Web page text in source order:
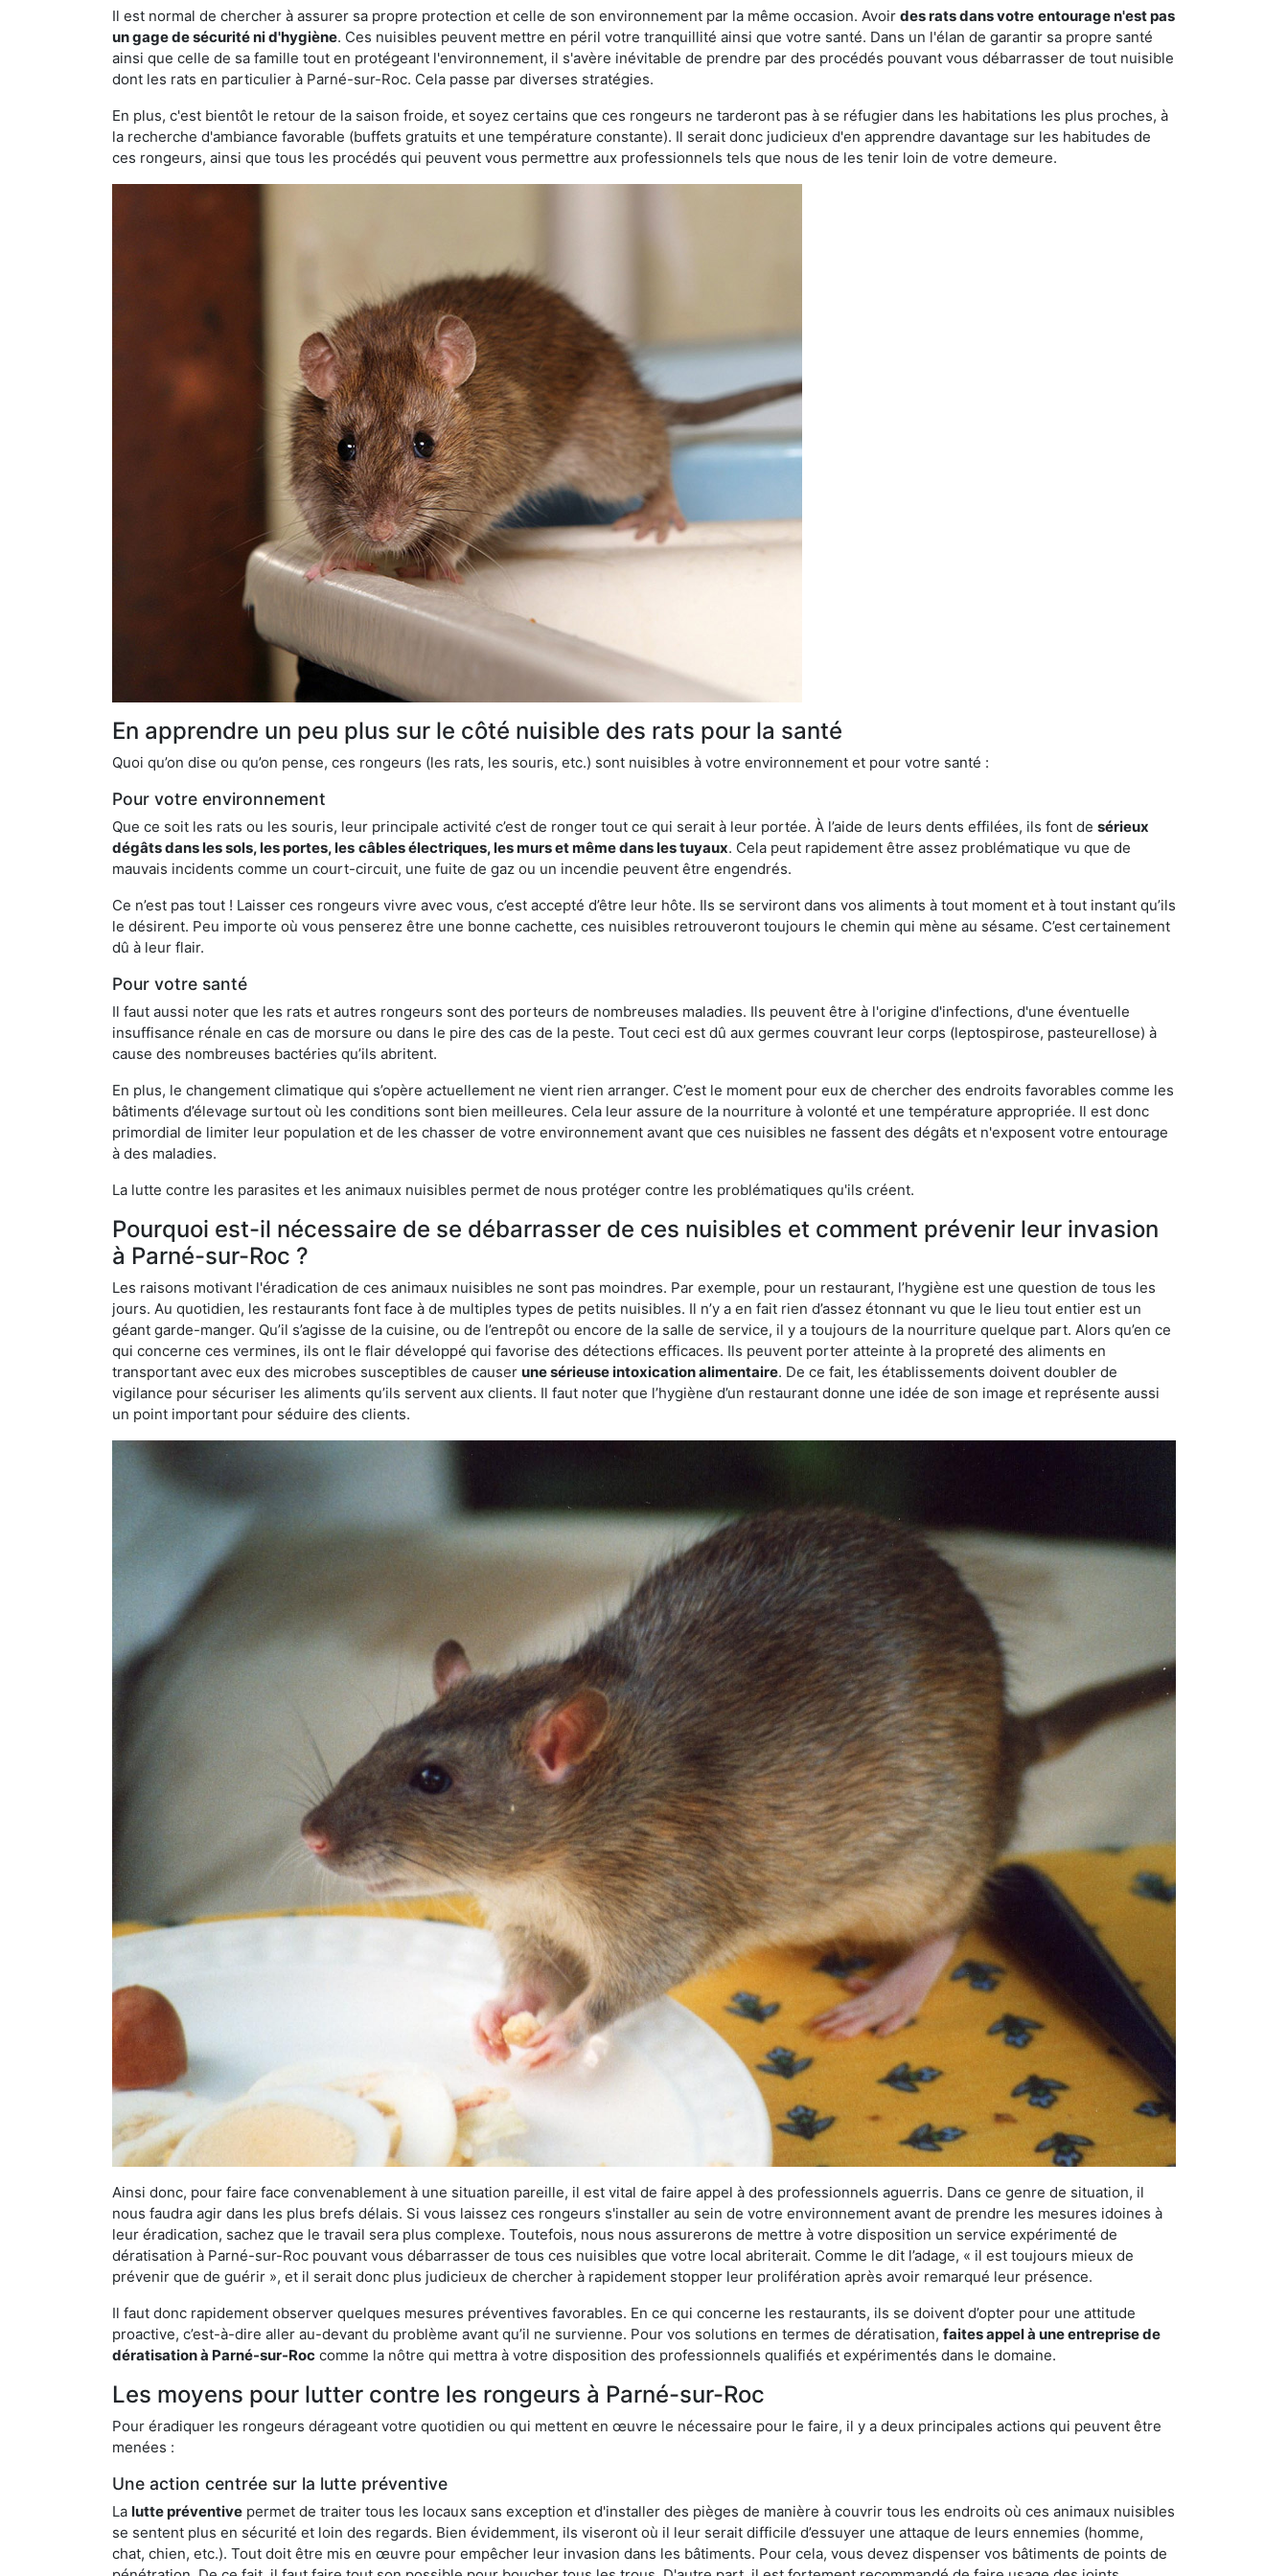
Il est normal de chercher à assurer sa propre protection et celle de son environnement par la même occasion. Avoir des rats dans votre entourage n'est pas
un gage de sécurité ni d'hygiène. Ces nuisibles peuvent mettre en péril votre tranquillité ainsi que votre santé. Dans un l'élan de garantir sa propre santé
ainsi que celle de sa famille tout en protégeant l'environnement, il s'avère inévitable de prendre par des procédés pouvant vous débarrasser de tout nuisible
dont les rats en particulier à Parné-sur-Roc. Cela passe par diverses stratégies.
En plus, c'est bientôt le retour de la saison froide, et soyez certains que ces rongeurs ne tarderont pas à se réfugier dans les habitations les plus proches, à
la recherche d'ambiance favorable (buffets gratuits et une température constante). Il serait donc judicieux d'en apprendre davantage sur les habitudes de
ces rongeurs, ainsi que tous les procédés qui peuvent vous permettre aux professionnels tels que nous de les tenir loin de votre demeure.
En apprendre un peu plus sur le côté nuisible des rats pour la santé
Quoi qu’on dise ou qu’on pense, ces rongeurs (les rats, les souris, etc.) sont nuisibles à votre environnement et pour votre santé :
Pour votre environnement
Que ce soit les rats ou les souris, leur principale activité c’est de ronger tout ce qui serait à leur portée. À l’aide de leurs dents effilées, ils font de sérieux
dégâts dans les sols, les portes, les câbles électriques, les murs et même dans les tuyaux. Cela peut rapidement être assez problématique vu que de
mauvais incidents comme un court-circuit, une fuite de gaz ou un incendie peuvent être engendrés.
Ce n’est pas tout ! Laisser ces rongeurs vivre avec vous, c’est accepté d’être leur hôte. Ils se serviront dans vos aliments à tout moment et à tout instant qu’ils
le désirent. Peu importe où vous penserez être une bonne cachette, ces nuisibles retrouveront toujours le chemin qui mène au sésame. C’est certainement
dû à leur flair.
Pour votre santé
Il faut aussi noter que les rats et autres rongeurs sont des porteurs de nombreuses maladies. Ils peuvent être à l'origine d'infections, d'une éventuelle
insuffisance rénale en cas de morsure ou dans le pire des cas de la peste. Tout ceci est dû aux germes couvrant leur corps (leptospirose, pasteurellose) à
cause des nombreuses bactéries qu’ils abritent.
En plus, le changement climatique qui s’opère actuellement ne vient rien arranger. C’est le moment pour eux de chercher des endroits favorables comme les
bâtiments d’élevage surtout où les conditions sont bien meilleures. Cela leur assure de la nourriture à volonté et une température appropriée. Il est donc
primordial de limiter leur population et de les chasser de votre environnement avant que ces nuisibles ne fassent des dégâts et n'exposent votre entourage
à des maladies.
La lutte contre les parasites et les animaux nuisibles permet de nous protéger contre les problématiques qu'ils créent.
Pourquoi est-il nécessaire de se débarrasser de ces nuisibles et comment prévenir leur invasion
à Parné-sur-Roc ?
Les raisons motivant l'éradication de ces animaux nuisibles ne sont pas moindres. Par exemple, pour un restaurant, l’hygiène est une question de tous les
jours. Au quotidien, les restaurants font face à de multiples types de petits nuisibles. Il n’y a en fait rien d’assez étonnant vu que le lieu tout entier est un
géant garde-manger. Qu’il s’agisse de la cuisine, ou de l’entrepôt ou encore de la salle de service, il y a toujours de la nourriture quelque part. Alors qu’en ce
qui concerne ces vermines, ils ont le flair développé qui favorise des détections efficaces. Ils peuvent porter atteinte à la propreté des aliments en
transportant avec eux des microbes susceptibles de causer une sérieuse intoxication alimentaire. De ce fait, les établissements doivent doubler de
vigilance pour sécuriser les aliments qu’ils servent aux clients. Il faut noter que l’hygiène d’un restaurant donne une idée de son image et représente aussi
un point important pour séduire des clients.
Ainsi donc, pour faire face convenablement à une situation pareille, il est vital de faire appel à des professionnels aguerris. Dans ce genre de situation, il
nous faudra agir dans les plus brefs délais. Si vous laissez ces rongeurs s'installer au sein de votre environnement avant de prendre les mesures idoines à
leur éradication, sachez que le travail sera plus complexe. Toutefois, nous nous assurerons de mettre à votre disposition un service expérimenté de
dératisation à Parné-sur-Roc pouvant vous débarrasser de tous ces nuisibles que votre local abriterait. Comme le dit l’adage, « il est toujours mieux de
prévenir que de guérir », et il serait donc plus judicieux de chercher à rapidement stopper leur prolifération après avoir remarqué leur présence.
Il faut donc rapidement observer quelques mesures préventives favorables. En ce qui concerne les restaurants, ils se doivent d’opter pour une attitude
proactive, c’est-à-dire aller au-devant du problème avant qu’il ne survienne. Pour vos solutions en termes de dératisation, faites appel à une entreprise de
dératisation à Parné-sur-Roc comme la nôtre qui mettra à votre disposition des professionnels qualifiés et expérimentés dans le domaine.
Les moyens pour lutter contre les rongeurs à Parné-sur-Roc
Pour éradiquer les rongeurs dérageant votre quotidien ou qui mettent en œuvre le nécessaire pour le faire, il y a deux principales actions qui peuvent être
menées :
Une action centrée sur la lutte préventive
La lutte préventive permet de traiter tous les locaux sans exception et d'installer des pièges de manière à couvrir tous les endroits où ces animaux nuisibles
se sentent plus en sécurité et loin des regards. Bien évidemment, ils viseront où il leur serait difficile d’essuyer une attaque de leurs ennemies (homme,
chat, chien, etc.). Tout doit être mis en œuvre pour empêcher leur invasion dans les bâtiments. Pour cela, vous devez dispenser vos bâtiments de points de